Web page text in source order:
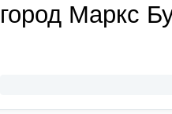
город Маркс